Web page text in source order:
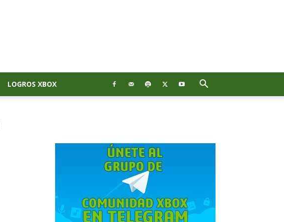
LOGROS XBOX